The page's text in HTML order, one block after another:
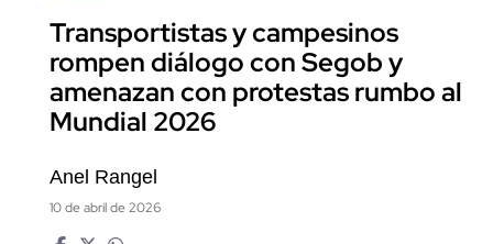
Transportistas y campesinos
rompen diálogo con Segob y
amenazan con protestas rumbo al
Mundial 2026
Anel Rangel
10 de abril de 2026